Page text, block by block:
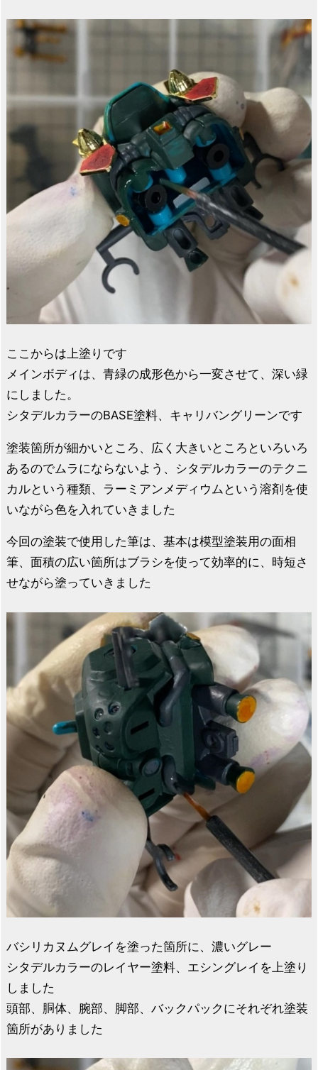
ここからは上塗りです
メインボディは、青緑の成形色から一変させて、深い緑
にしました。
シタデルカラーのBASE塗料、キャリバングリーンです
塗装箇所が細かいところ、広く大きいところといろいろ
あるのでムラにならないよう、シタデルカラーのテクニ
カルという種類、ラーミアンメディウムという溶剤を使
いながら色を入れていきました
今回の塗装で使用した筆は、基本は模型塗装用の面相
筆、面積の広い箇所はブラシを使って効率的に、時短さ
せながら塗っていきました
バシリカヌムグレイを塗った箇所に、濃いグレー
シタデルカラーのレイヤー塗料、エシングレイを上塗り
しました
頭部、胴体、腕部、脚部、バックパックにそれぞれ塗装
箇所がありました